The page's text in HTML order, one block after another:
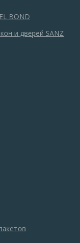
BOND
и дверей SANZ